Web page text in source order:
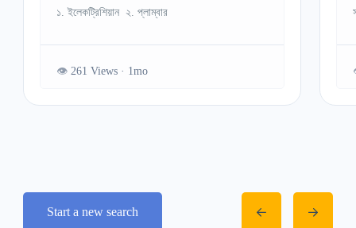
১. ইলেকট্রিশিয়ান ২. প্লাম্বার
261 Views
Start a new search